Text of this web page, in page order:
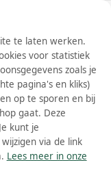
filters Alle filters
te laten werken.
voor statistiek
zoals je
pagina's en kliks)
op te sporen en bij
gaat. Deze
kunt je
via de link
Lees meer in onze